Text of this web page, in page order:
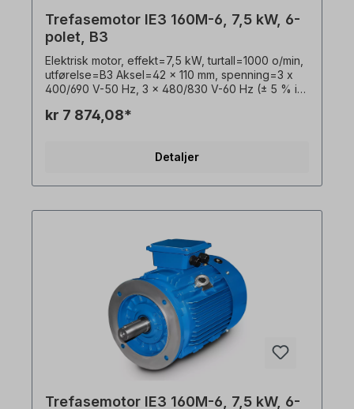
Trefasemotor IE3 160M-6, 7,5 kW, 6-
polet, B3
Elektrisk motor, effekt=7,5 kW, turtall=1000 o/min,
utførelse=B3 Aksel=42 x 110 mm, spenning=3 x
400/690 V-50 Hz, 3 x 480/830 V-60 Hz (± 5 % i
Virkningsgradsklasse=IE3, virkningsgrad=89,1 %,
PTC-termistorer, Driftsmodus=S1- 100 % ED,
støpejern, isolasjonsklasse=F (155 °C),
clutchdrift. For remdrift anbefaler vi forsterkede
sylindriske rullelagre Elektromotoren er egnet for
bruk med frekvensomformere og for begge
rotasjonsretninger. I henhold til VDE 0105 og IEC
364 må alt arbeid på den elektriske drivenheten
kun utføres av kvalifisert personell. For
modifikasjoner eller spesialutførelser, vennligst
send oss en forespørsel. Alle produktbilder er
uforpliktende eksempler! Med forbehold om
tekniske endringer.
kr 7 874,08*
Detaljer
Trefasemotor IE3 160M-6, 7,5 kW, 6-